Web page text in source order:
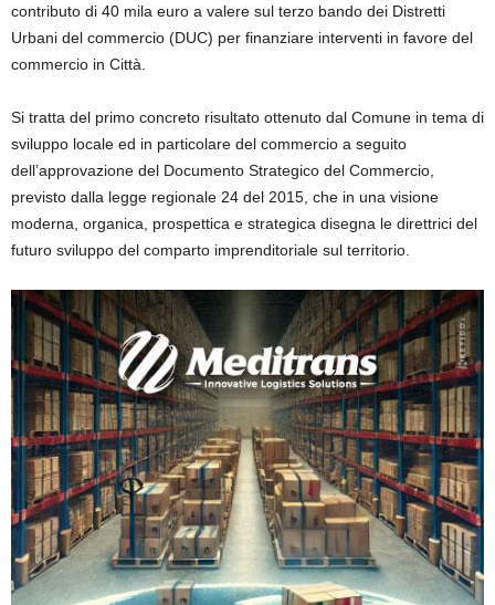
contributo di 40 mila euro a valere sul terzo bando dei Distretti
Urbani del commercio (DUC) per finanziare interventi in favore del
commercio in Città.
Si tratta del primo concreto risultato ottenuto dal Comune in tema di
sviluppo locale ed in particolare del commercio a seguito
dell’approvazione del Documento Strategico del Commercio,
previsto dalla legge regionale 24 del 2015, che in una visione
moderna, organica, prospettica e strategica disegna le direttrici del
futuro sviluppo del comparto imprenditoriale sul territorio.